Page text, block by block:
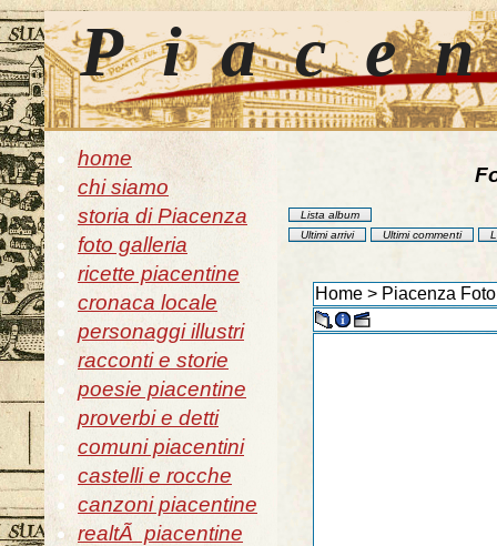
home
chi siamo
storia di Piacenza
foto galleria
ricette piacentine
cronaca locale
personaggi illustri
racconti e storie
poesie piacentine
proverbi e detti
comuni piacentini
castelli e rocche
canzoni piacentine
realtÃ piacentine
Lista album
Ultimi arrivi
Ultimi commenti
Home > Piacenza